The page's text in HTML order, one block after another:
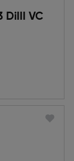
VC
Preis